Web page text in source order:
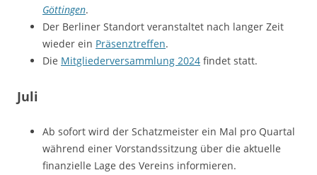
Göttingen.
Der Berliner Standort veranstaltet nach langer Zeit
wieder ein Präsenztreffen.
Die Mitgliederversammlung 2024 findet statt.
Juli
Ab sofort wird der Schatzmeister ein Mal pro Quartal
während einer Vorstandssitzung über die aktuelle
finanzielle Lage des Vereins informieren.